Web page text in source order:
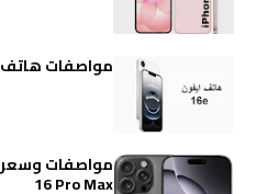
مواصفات هاتف iPhone 16e
16 Pro Max